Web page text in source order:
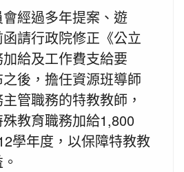
經過多年提案、遊
請行政院修正《公立
給及工作費支給要
後，擔任資源班導師
管職務的特教教師，
教育職務加給1,800
學年度，以保障特教教